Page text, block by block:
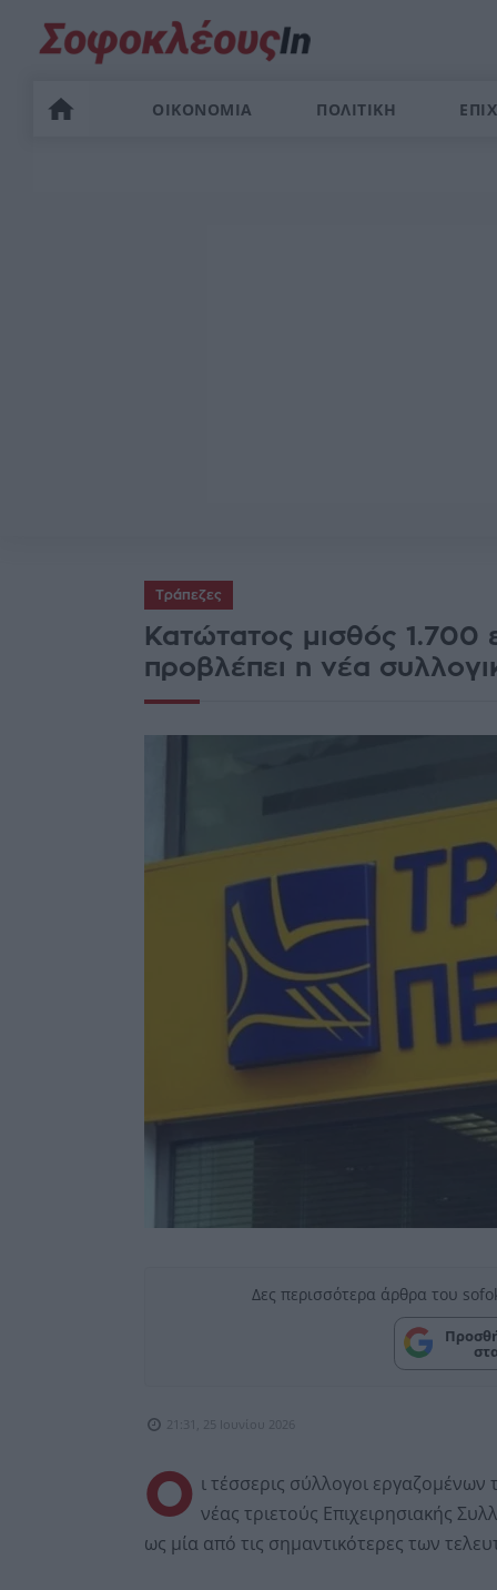
ΟΙΚΟΝΟΜΙΑ ΠΟΛΙΤΙΚΗ
Τράπεζες
Κατώτατος μισθός 1.700
προβλέπει η νέα
Δες περισσότερα άρθρα του
21:31, 25 Ιουνίου 2026
Ο ι τέσσερις σύλλογοι
νέας τριετούς Επιχειρησιακής
ως μία από τις σημαντικότερες των